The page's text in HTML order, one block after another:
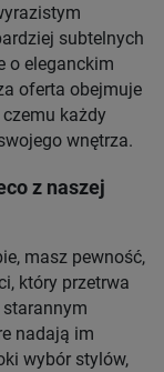
subtelnych
o eleganckim
oferta obejmuje
każdy
wnętrza.
z naszej
masz pewność,
który przetrwa
nadają im
wybór stylów,